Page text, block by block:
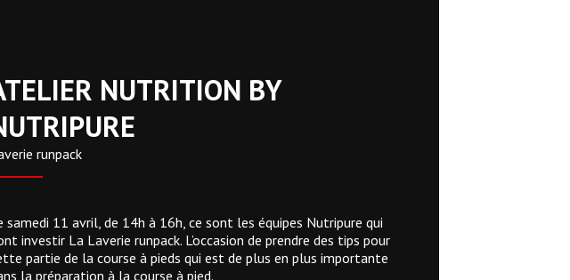
NUTRITION BY
runpack
samedi 11 avril, de 14h à 16h, ce sont les équipes Nutripure qui
investir La Laverie runpack. L’occasion de prendre des tips pour
partie de la course à pieds qui est de plus en plus importante
la préparation à la course à pied.